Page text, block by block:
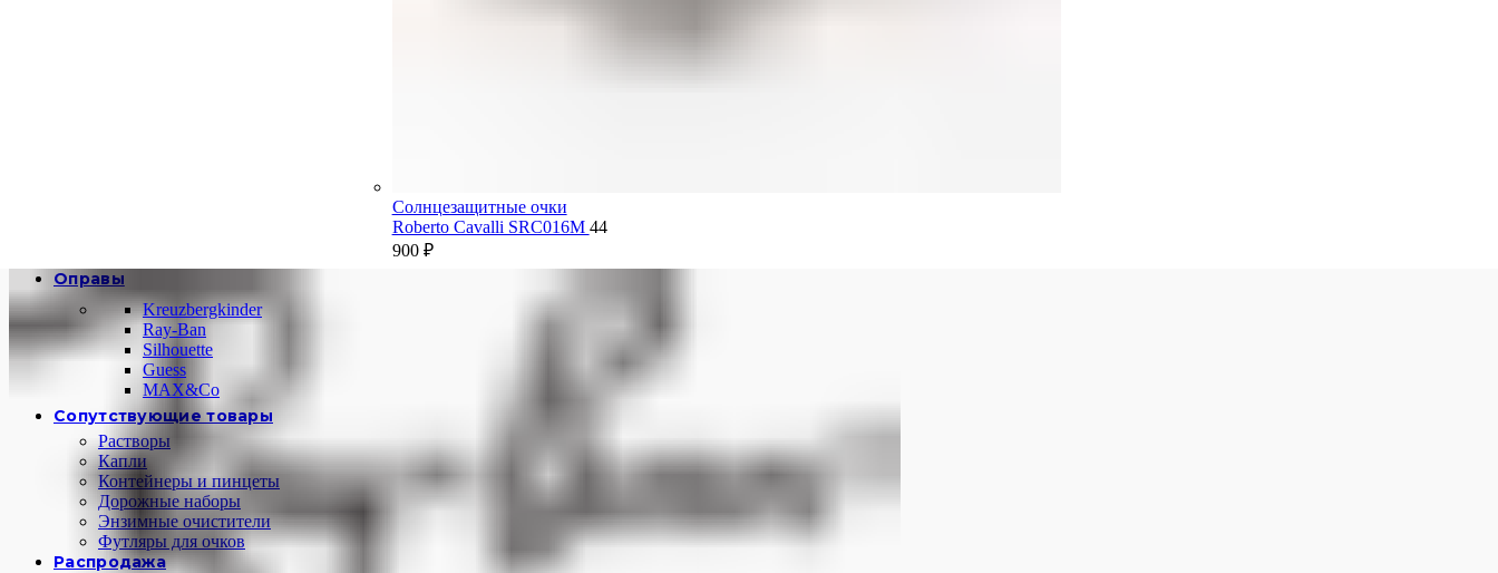
Солнцезащитные очки
Roberto Cavalli SRC016M 44
900 ₽
Оправы
Kreuzbergkinder
Ray-Ban
Silhouette
Guess
MAX&Co
Сопутствующие товары
Растворы
Капли
Контейнеры и пинцеты
Дорожные наборы
Энзимные очистители
Футляры для очков
Распродажа